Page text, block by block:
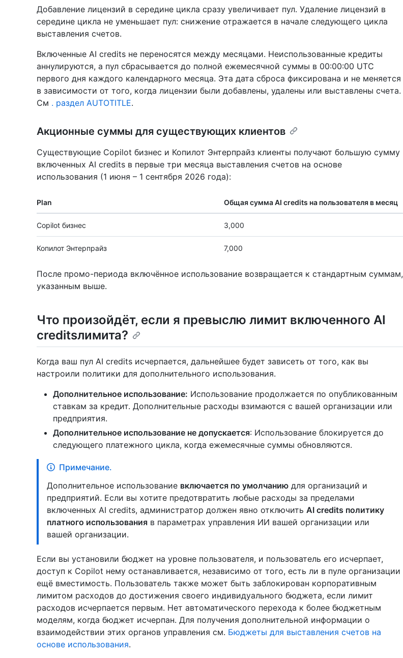
Добавление лицензий в середине цикла сразу увеличивает пул. Удаление лицензий в
середине цикла не уменьшает пул: снижение отражается в начале следующего цикла
выставления счетов.
Включенные AI credits не переносятся между месяцами. Неиспользованные кредиты
аннулируются, а пул сбрасывается до полной ежемесячной суммы в 00:00:00 UTC
первого дня каждого календарного месяца. Эта дата сброса фиксирована и не меняется
в зависимости от того, когда лицензии были добавлены, удалены или выставлены счета.
См . раздел AUTOTITLE.
Акционные суммы для существующих клиентов
Существующие Copilot бизнес и Копилот Энтерпрайз клиенты получают большую сумму
включенных AI credits в первые три месяца выставления счетов на основе
использования (1 июня – 1 сентября 2026 года):
Plan Общая сумма AI credits на пользователя в месяц
Copilot бизнес 3,000
Копилот Энтерпрайз 7,000
После промо-периода включённое использование возвращается к стандартным суммам,
указанным выше.
Что произойдёт, если я превыслю лимит включенного AI
creditsлимита?
Когда ваш пул AI credits исчерпается, дальнейшее будет зависеть от того, как вы
настроили политики для дополнительного использования.
Дополнительное использование: Использование продолжается по опубликованным
ставкам за кредит. Дополнительные расходы взимаются с вашей организации или
предприятия.
Дополнительное использование не допускается: Использование блокируется до
следующего платежного цикла, когда ежемесячные суммы обновляются.
Примечание.
Дополнительное использование включается по умолчанию для организаций и
предприятий. Если вы хотите предотвратить любые расходы за пределами
включенных AI credits, администратор должен явно отключить AI credits политику
платного использования в параметрах управления ИИ вашей организации или
вашей организации.
Если вы установили бюджет на уровне пользователя, и пользователь его исчерпает,
доступ к Copilot нему останавливается, независимо от того, есть ли в пуле организации
ещё вместимость. Пользователь также может быть заблокирован корпоративным
лимитом расходов до достижения своего индивидуального бюджета, если лимит
расходов исчерпается первым. Нет автоматического перехода к более бюджетным
моделям, когда бюджет исчерпан. Для получения дополнительной информации о
взаимодействии этих органов управления см. Бюджеты для выставления счетов на
основе использования.